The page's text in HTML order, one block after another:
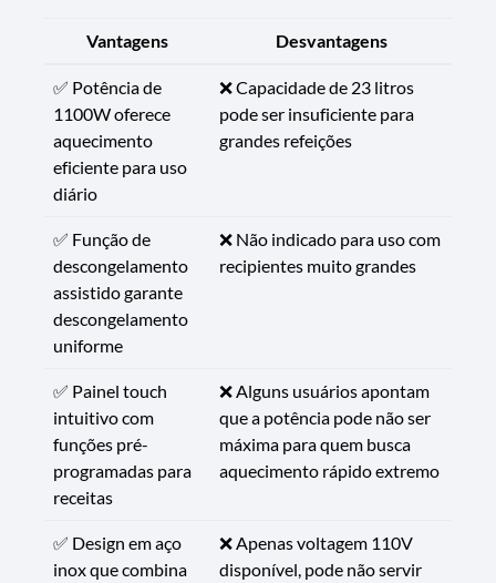
Vantagens Desvantagens
✅ Potência de
1100W oferece
aquecimento
eficiente para uso
diário
❌ Capacidade de 23 litros
pode ser insuficiente para
grandes refeições
✅ Função de
descongelamento
assistido garante
descongelamento
uniforme
❌ Não indicado para uso com
recipientes muito grandes
✅ Painel touch
intuitivo com
funções pré-
programadas para
receitas
❌ Alguns usuários apontam
que a potência pode não ser
máxima para quem busca
aquecimento rápido extremo
✅ Design em aço
inox que combina
❌ Apenas voltagem 110V
disponível, pode não servir